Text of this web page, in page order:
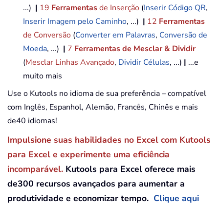
...) | 19 Ferramentasde Inserção (Inserir Código QR,
Inserir Imagem pelo Caminho, ...) | 12 Ferramentas
de Conversão (Converter em Palavras, Conversão de
Moeda, ...) | 7 Ferramentas de Mesclar & Dividir
(Mesclar Linhas Avançado, Dividir Células, ...) | ...e
muito mais
Use o Kutools no idioma de sua preferência – compatível
com Inglês, Espanhol, Alemão, Francês, Chinês e mais
de40 idiomas!
Impulsione suas habilidades no Excel com Kutools
para Excel e experimente uma eficiência
incomparável. Kutools para Excel oferece mais
de300 recursos avançados para aumentar a
produtividade e economizar tempo. Clique aqui